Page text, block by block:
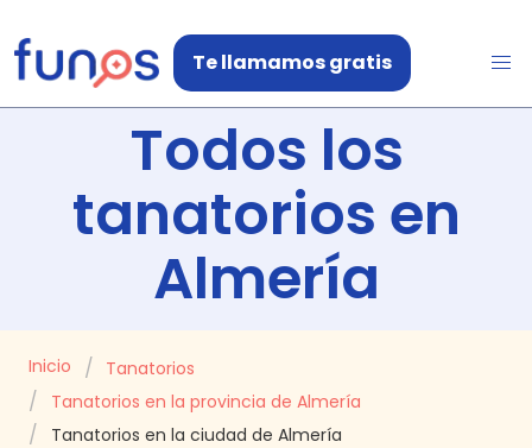
Te llamamos gratis
Todos los
tanatorios en
Almería
Inicio
Tanatorios
Tanatorios en la provincia de Almería
Tanatorios en la ciudad de Almería